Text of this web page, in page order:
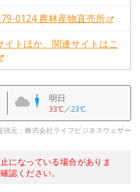
0124 農林産物直売所
イトほか、関連サイトはこ
明日
33℃／23℃
供元：株式会社ライフビジネスウェザー
になっている場合がありま
認ください。